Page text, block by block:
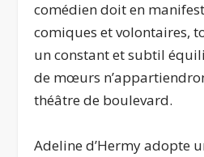
comédien doit en
comiques et volontaires,
un constant et subtil
de mœurs
théâtre de boulevard.
Adeline d’Hermy adopte